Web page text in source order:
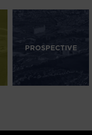
PROSPECTIVE